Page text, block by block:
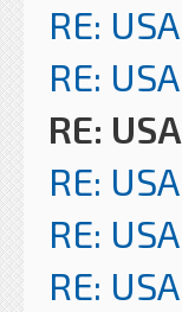
RE: USA
RE: USA
RE: USA
RE: USA
RE: USA
RE: USA